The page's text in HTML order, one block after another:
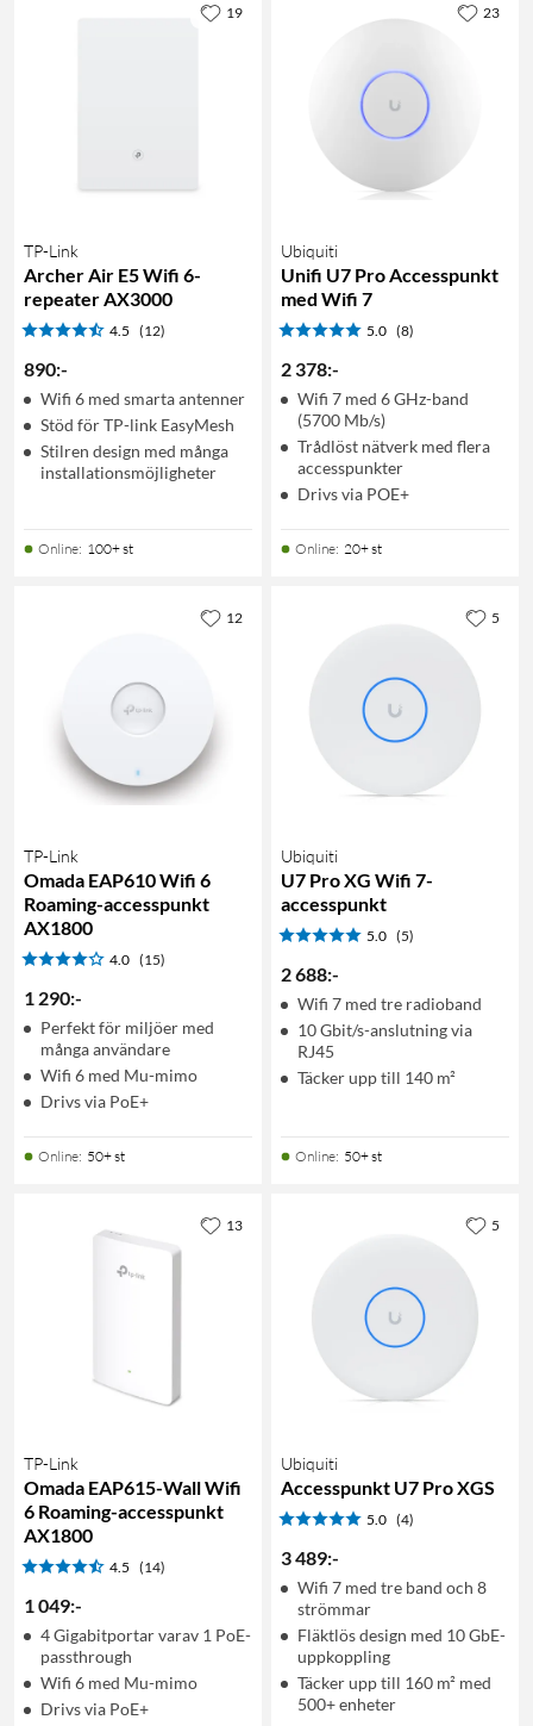
TP-Link
Archer Air E5 Wifi 6-
repeater AX3000
4.5 (12)
890:-
Wifi 6 med smarta antenner
Stöd för TP-link EasyMesh
Stilren design med många
installationsmöjligheter
Online: 100+ st
19
Ubiquiti
Unifi U7 Pro Accesspunkt
med Wifi 7
5.0 (8)
2 378:-
Wifi 7 med 6 GHz-band
(5700 Mb/s)
Trådlöst nätverk med flera
accesspunkter
Drivs via POE+
Online: 20+ st
23
TP-Link
Omada EAP610 Wifi 6
Roaming-accesspunkt
AX1800
4.0 (15)
1 290:-
Perfekt för miljöer med
många användare
Wifi 6 med Mu-mimo
Drivs via PoE+
Online: 50+ st
12
Ubiquiti
U7 Pro XG Wifi 7-
accesspunkt
5.0 (5)
2 688:-
Wifi 7 med tre radioband
10 Gbit/s-anslutning via
RJ45
Täcker upp till 140 m²
Online: 50+ st
5
TP-Link
Omada EAP615-Wall Wifi
6 Roaming-accesspunkt
AX1800
4.5 (14)
1 049:-
4 Gigabitportar varav 1 PoE-
passthrough
Wifi 6 med Mu-mimo
Drivs via PoE+
13
Ubiquiti
Accesspunkt U7 Pro XGS
5.0 (4)
3 489:-
Wifi 7 med tre band och 8
strömmar
Fläktlös design med 10 GbE-
uppkoppling
Täcker upp till 160 m² med
500+ enheter
5